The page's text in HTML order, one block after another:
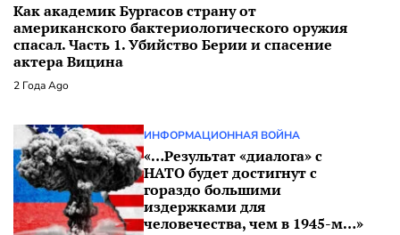
Как академик Бургасов страну от
американского бактериологического оружия
спасал. Часть 1. Убийство Берии и спасение
актера Вицина
2 Года Ago
ИНФОРМАЦИОННАЯ ВОЙНА
«…Результат «диалога» с
НАТО будет достигнут с
гораздо большими
издержками для
человечества, чем в 1945-м…»